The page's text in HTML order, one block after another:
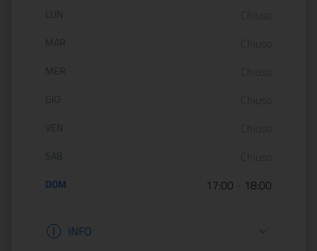
Orario di apertura:
LUN
MAR
MER
GIO
VEN
SAB
DOM 17:00 18:00
Informazioni apertura
INFO